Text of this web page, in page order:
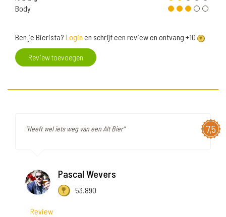
Body
Ben je Bierista? Login en schrijf een review en ontvang +10
Review toevoegen
7,5
"Heeft wel iets weg van een Alt Bier"
Pascal Wevers
53.890
Review